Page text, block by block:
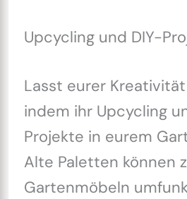
Upcycling und DIY-
Lasst eurer
indem ihr Upcycling
Projekte in eurem
Alte Paletten können
Gartenmöbeln